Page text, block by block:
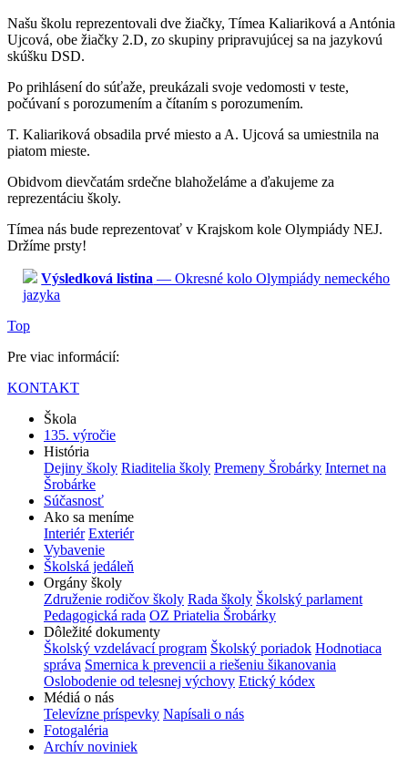
Našu školu reprezentovali dve žiačky, Tímea Kaliariková a Antónia
Ujcová, obe žiačky 2.D, zo skupiny pripravujúcej sa na jazykovú
skúšku DSD.
Po prihlásení do súťaže, preukázali svoje vedomosti v teste,
počúvaní s porozumením a čítaním s porozumením.
T. Kaliariková obsadila prvé miesto a A. Ujcová sa umiestnila na
piatom mieste.
Obidvom dievčatám srdečne blahoželáme a ďakujeme za
reprezentáciu školy.
Tímea nás bude reprezentovať v Krajskom kole Olympiády NEJ.
Držíme prsty!
Výsledková listina — Okresné kolo Olympiády nemeckého
jazyka
Top
Pre viac informácií:
KONTAKT
Škola
135. výročie
História
Dejiny školy Riaditelia školy Premeny Šrobárky Internet na
Šrobárke
Súčasnosť
Ako sa meníme
Interiér Exteriér
Vybavenie
Školská jedáleň
Orgány školy
Združenie rodičov školy Rada školy Školský parlament
Pedagogická rada OZ Priatelia Šrobárky
Dôležité dokumenty
Školský vzdelávací program Školský poriadok Hodnotiaca
správa Smernica k prevencii a riešeniu šikanovania
Oslobodenie od telesnej výchovy Etický kódex
Médiá o nás
Televízne príspevky Napísali o nás
Fotogaléria
Archív noviniek